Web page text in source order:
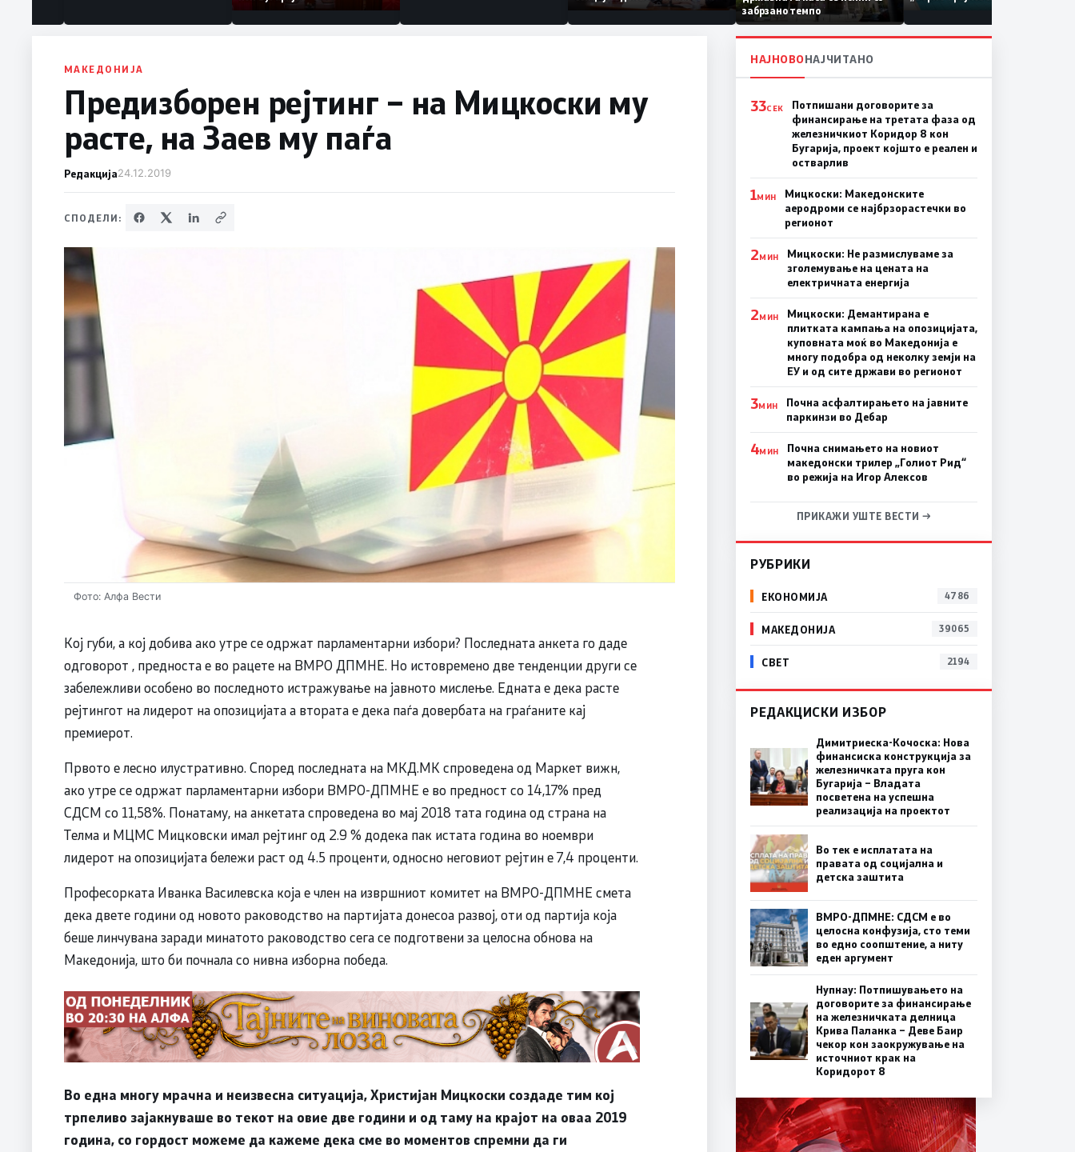
Коридор 8, Македонија
станува раскрсница на
забрзано темпо
МАКЕДОНИЈА
Предизборен рејтинг – на Мицкоски му
расте, на Заев му паѓа
Редакција24.12.2019
СПОДЕЛИ:
Фото: Алфа Вести
Кој губи, а кој добива ако утре се одржат парламентарни избори? Последната анкета го даде
одговорот , предноста е во рацете на ВМРО ДПМНЕ. Но истовремено две тенденции други се
забележливи особено во последното истражување на јавното мислење. Едната е дека расте
рејтингот на лидерот на опозицијата а втората е дека паѓа довербата на граѓаните кај
премиерот.
Првото е лесно илустративно. Според последната на МКД.МК спроведена од Маркет вижн,
ако утре се одржат парламентарни избори ВМРО-ДПМНЕ е во предност со 14,17% пред
СДСМ со 11,58%. Понатаму, на анкетата спроведена во мај 2018 тата година од страна на
Телма и МЦМС Мицковски имал рејтинг од 2.9 % додека пак истата година во ноември
лидерот на опозицијата бележи раст од 4.5 проценти, односно неговиот рејтин е 7,4 проценти.
Професорката Иванка Василевска која е член на извршниот комитет на ВМРО-ДПМНЕ смета
дека двете години од новото раководство на партијата донесоа развој, оти од партија која
беше линчувана заради минатото раководство сега се подготвени за целосна обнова на
Македонија, што би почнала со нивна изборна победа.
Во една многу мрачна и неизвесна ситуација, Христијан Мицкоски создаде тим кој
трпеливо зајакнуваше во текот на овие две години и од таму на крајот на оваа 2019
година, со гордост можеме да кажеме дека сме во моментов спремни да ги
НАЈНОВОНАЈЧИТАНО
33СЕК
Потпишани договорите за
финансирање на третата фаза од
железничкиот Коридор 8 кон
Бугарија, проект којшто е реален и
остварлив
1МИН
Мицкоски: Македонските
аеродроми се најбрзорастечки во
регионот
2МИН
Мицкоски: Не размислуваме за
зголемување на цената на
електричната енергија
2МИН
Мицкоски: Демантирана е
плитката кампања на опозицијата,
куповната моќ во Македонија е
многу подобра од неколку земји на
ЕУ и од сите држави во регионот
3МИН
Почна асфалтирањето на јавните
паркинзи во Дебар
4МИН
Почна снимањето на новиот
македонски трилер „Голиот Рид“
во режија на Игор Алексов
ПРИКАЖИ УШТЕ ВЕСТИ →
РУБРИКИ
ЕКОНОМИЈА 4786
МАКЕДОНИЈА 39065
СВЕТ 2194
РЕДАКЦИСКИ ИЗБОР
Димитриеска-Кочоска: Нова
финансиска конструкција за
железничката пруга кон
Бугарија – Владата
посветена на успешна
реализација на проектот
Во тек е исплатата на
правата од социјална и
детска заштита
ВМРО-ДПМНЕ: СДСМ е во
целосна конфузија, сто теми
во едно соопштение, а ниту
еден аргумент
Нупнау: Потпишувањето на
договорите за финансирање
на железничката делница
Крива Паланка – Деве Баир
чекор кон заокружување на
источниот крак на
Коридорот 8